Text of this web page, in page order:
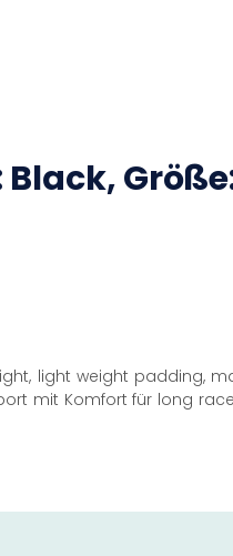
light weight padding,
mit Komfort für long